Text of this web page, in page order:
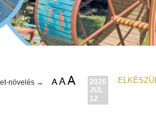
növelés →
2026
JÚL
12